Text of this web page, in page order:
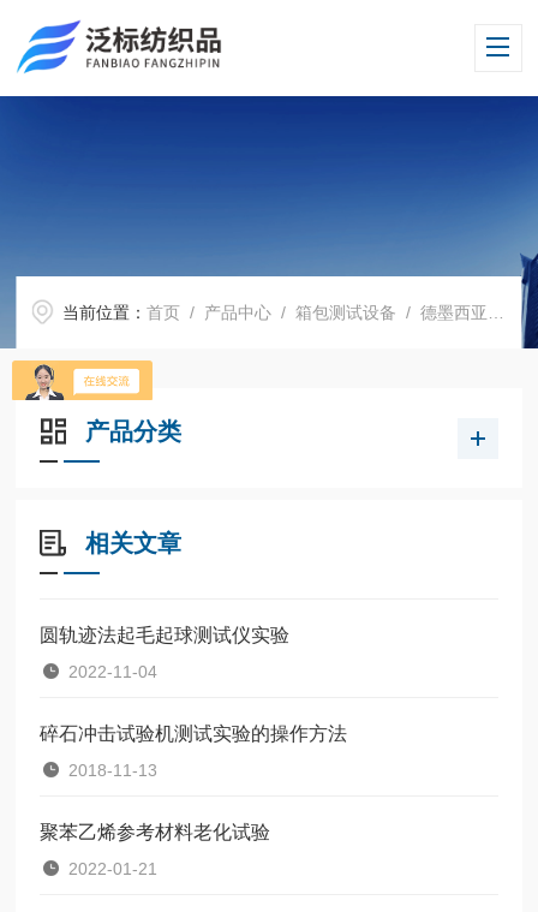
当前位置：首页 / 产品中心 / 箱包测试设备 /德墨西亚曲折试验机
产品分类
相关文章
圆轨迹法起毛起球测试仪实验
2022-11-04
碎石冲击试验机测试实验的操作方法
2018-11-13
聚苯乙烯参考材料老化试验
2022-01-21